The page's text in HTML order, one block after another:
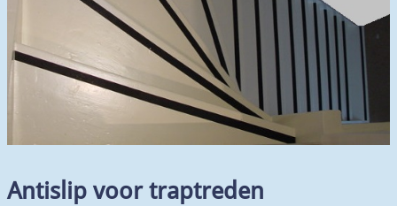
Antislip voor traptreden